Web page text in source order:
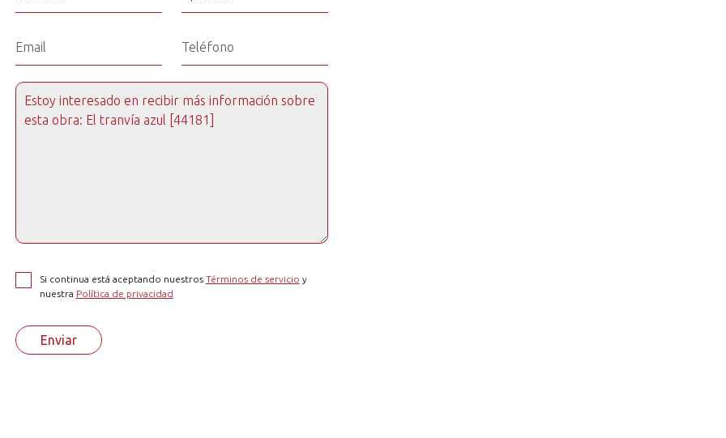
Si continua está aceptando nuestros Términos de servicio y
nuestra Política de privacidad
Enviar